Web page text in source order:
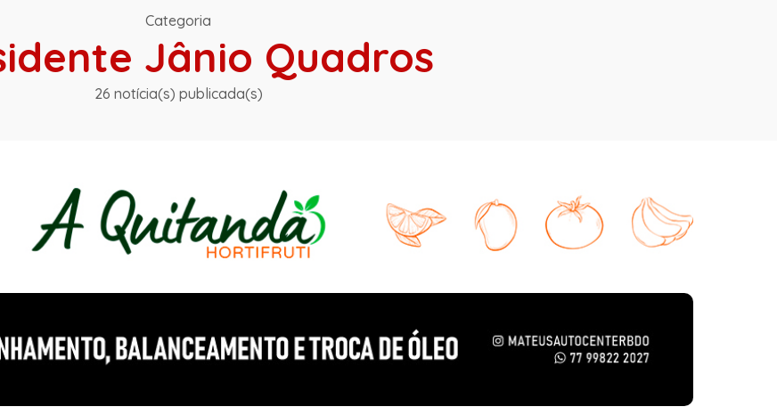
Categoria
Jânio Quadros
26 notícia(s) publicada(s)